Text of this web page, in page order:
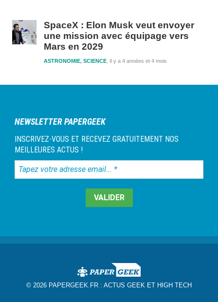
SpaceX : Elon Musk veut envoyer
une mission avec équipage vers
Mars en 2029
Il y a 4 années et 4 mois
ASTRONOMIE, SCIENCE
NEWSLETTER PAPERGEEK
INSCRIVEZ-VOUS ET RECEVEZ GRATUITEMENT NOS
MEILLEURES ACTUS !
Tapez
votre
© 2026 PAPERGEEK.FR : ACTUS GEEK ET HIGH TECH